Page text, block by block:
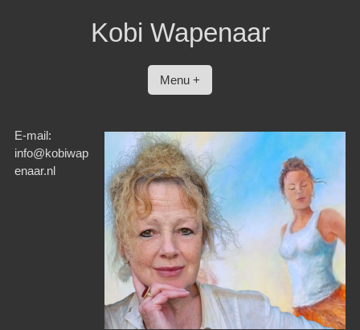
Kobi Wapenaar
Menu +
E-mail:
info@kobiwap
enaar.nl